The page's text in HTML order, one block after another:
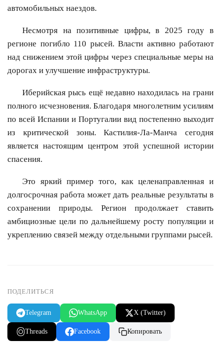
автомобильных наездов.
Несмотря на позитивные цифры, в 2025 году в
регионе погибло 110 рысей. Власти активно работают
над снижением этой цифры через специальные меры на
дорогах и улучшение инфраструктуры.
Иберийская рысь ещё недавно находилась на грани
полного исчезновения. Благодаря многолетним усилиям
по всей Испании и Португалии вид постепенно выходит
из критической зоны. Кастилия-Ла-Манча сегодня
является настоящим центром этой успешной истории
спасения.
Это яркий пример того, как целенаправленная и
долгосрочная работа может дать реальные результаты в
сохранении природы. Регион продолжает ставить
амбициозные цели по дальнейшему росту популяции и
укреплению связей между отдельными группами рысей.
ПОДЕЛИТЬСЯ
Telegram WhatsApp X (Twitter)
Threads Facebook Копировать